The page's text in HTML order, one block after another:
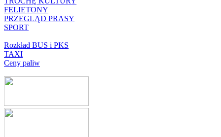
FELIETONY
PRZEGLĄD PRASY
SPORT
Rozkład BUS i PKS
TAXI
Ceny paliw